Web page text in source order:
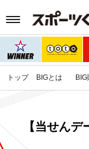
トップ BIGとは
【当せん